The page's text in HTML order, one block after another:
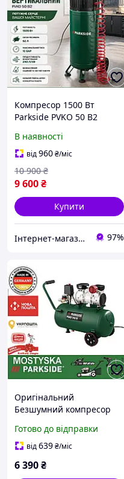
Компресор 1500 Вт
Parkside PVKO 50 B2
безмасляний 50 л 10 бар
В наявності
від960₴/міс
9 600₴
10 900 ₴
Купити
Інтернет-магазин "МаркТех" 97%
Оригінальний
Безшумний компресор
л, безмасляний
компресор парксайд 24л,
Готово до відправки
від639₴/міс
6 390₴